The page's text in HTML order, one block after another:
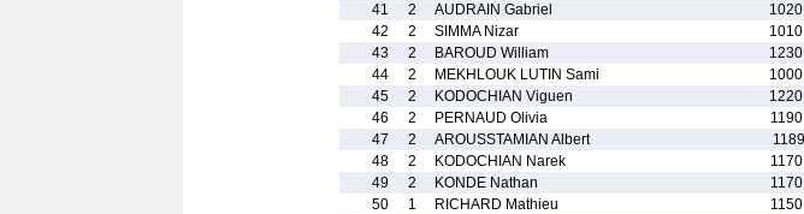
41
2 AUDRAIN Gabriel 1020
42
2 SIMMA Nizar 1010
43
2 BAROUD William 1230
44
2 MEKHLOUK LUTIN Sami 1000
45
2 KODOCHIAN Viguen 1220
46
2 PERNAUD Olivia 1190
47
2 AROUSSTAMIAN Albert
48
2 KODOCHIAN Narek 1170
49
2 KONDE Nathan 1170
50
1 RICHARD Mathieu 1150